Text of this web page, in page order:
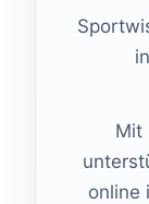
Mit
online